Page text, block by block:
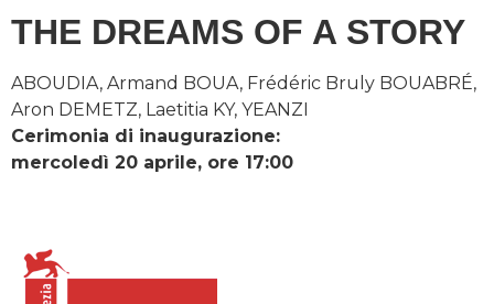
THE DREAMS OF A STORY
ABOUDIA, Armand BOUA, Frédéric Bruly BOUABRÉ,
Aron DEMETZ, Laetitia KY, YEANZI
Cerimonia di inaugurazione:
mercoledì 20 aprile, ore 17:00